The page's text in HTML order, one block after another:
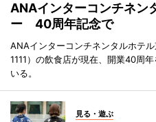
ANAインターコンチネン
ー 40周年記念で
ANAインターコンチネンタルホテ
1111）の飲食店が現在、開業40周
いる。
見る・遊ぶ